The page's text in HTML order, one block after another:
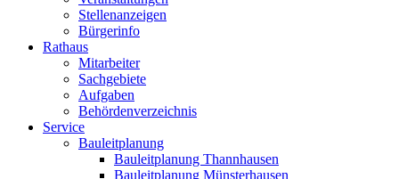
Stellenanzeigen
Bürgerinfo
Rathaus
Mitarbeiter
Sachgebiete
Aufgaben
Behördenverzeichnis
Service
Bauleitplanung
Bauleitplanung Thannhausen
Bauleitplanung Münsterhausen